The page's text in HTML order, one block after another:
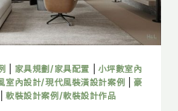
家具規劃/家具配置
小坪數室內
室內設計/現代風裝潢設計案例 |豪
軟裝設計案例/軟裝設計作品